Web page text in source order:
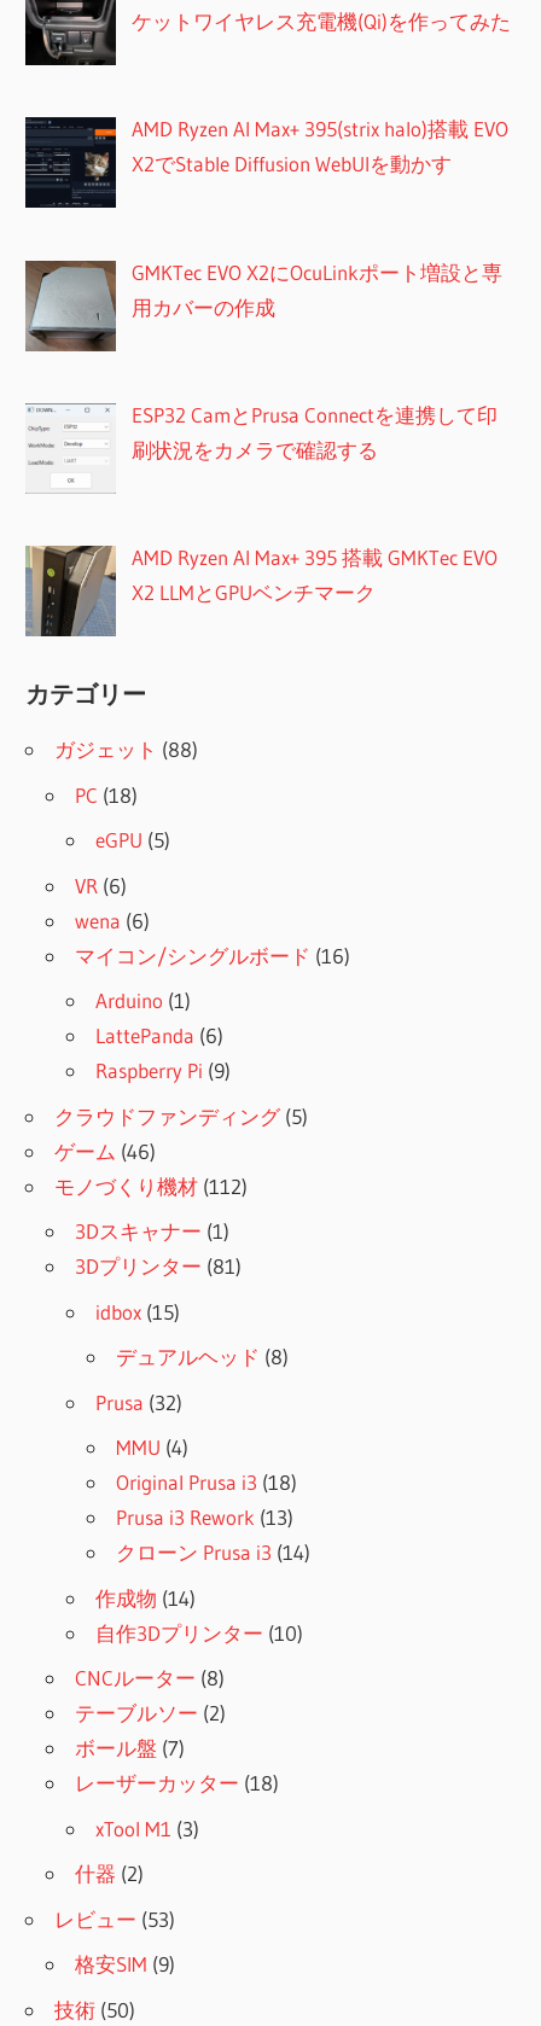
ケットワイヤレス充電機(Qi)を作ってみた
AMD Ryzen AI Max+ 395(strix halo)搭載 EVO
X2でStable Diffusion WebUIを動かす
GMKTec EVO X2にOcuLinkポート増設と専
用カバーの作成
ESP32 CamとPrusa Connectを連携して印
刷状況をカメラで確認する
AMD Ryzen AI Max+ 395 搭載 GMKTec EVO
X2 LLMとGPUベンチマーク
カテゴリー
ガジェット (88)
PC (18)
eGPU (5)
VR (6)
wena (6)
マイコン/シングルボード (16)
Arduino (1)
LattePanda (6)
Raspberry Pi (9)
クラウドファンディング(5)
ゲーム (46)
モノづくり機材 (112)
3Dスキャナー (1)
3Dプリンター (81)
idbox (15)
デュアルヘッド (8)
Prusa (32)
MMU (4)
Original Prusa i3 (18)
Prusa i3 Rework (13)
クローン Prusa i3 (14)
作成物 (14)
自作3Dプリンター (10)
CNCルーター (8)
テーブルソー (2)
ボール盤 (7)
レーザーカッター (18)
xTool M1 (3)
什器 (2)
レビュー (53)
格安SIM (9)
技術 (50)